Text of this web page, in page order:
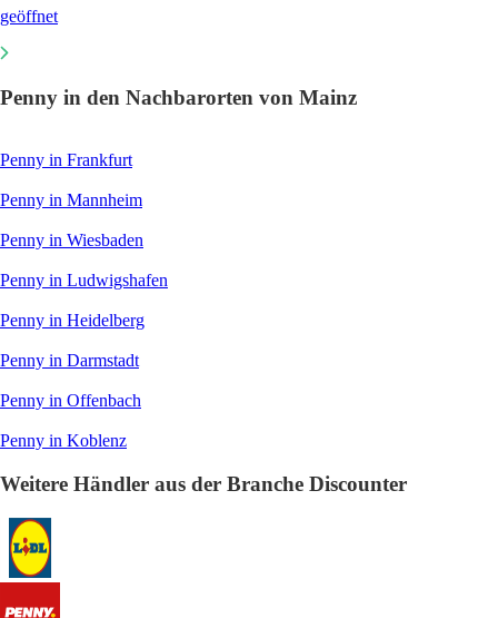
geöffnet
Penny in den Nachbarorten von Mainz
Penny in Frankfurt
Penny in Mannheim
Penny in Wiesbaden
Penny in Ludwigshafen
Penny in Heidelberg
Penny in Darmstadt
Penny in Offenbach
Penny in Koblenz
Weitere Händler aus der Branche Discounter